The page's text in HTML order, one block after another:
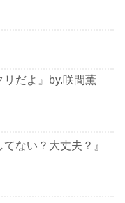
リだよ』by.咲間薫
てない？大丈夫？』